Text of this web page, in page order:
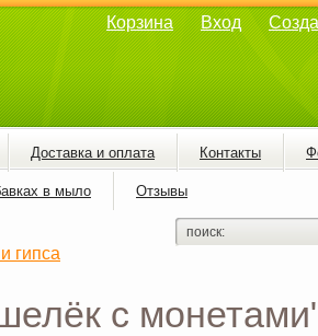
Корзина Вход
Доставка и оплата Контакты
в мыло Отзывы
гипса
с